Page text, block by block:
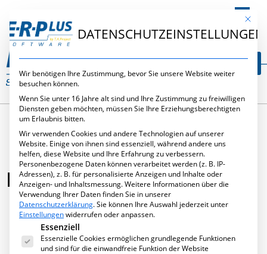
DE
KNOWLEDGE TRANSFER
Mit
DATENSCHUTZEINSTELLUNGEN
Wir benötigen Ihre Zustimmung, bevor Sie unsere Website weiter
besuchen können.
Wenn Sie unter 16 Jahre alt sind und Ihre Zustimmung zu freiwilligen
Diensten geben möchten, müssen Sie Ihre Erziehungsberechtigten
um Erlaubnis bitten.
Wir verwenden Cookies und andere Technologien auf unserer
Website. Einige von ihnen sind essenziell, während andere uns
helfen, diese Website und Ihre Erfahrung zu verbessern.
Personenbezogene Daten können verarbeitet werden (z. B. IP-
Adressen), z. B. für personalisierte Anzeigen und Inhalte oder
Anzeigen- und Inhaltsmessung.Weitere Informationen über die
Verwendung Ihrer Daten finden Sie in unserer
Datenschutzerklärung.Sie können Ihre Auswahl jederzeit unter
Einstellungenwiderrufen oder anpassen.
Es folgt eine Liste der Service-Gruppen, für die eine
Essenziell
Essenzielle Cookies ermöglichen grundlegende Funktionen
und sind für die einwandfreie Funktion der Website